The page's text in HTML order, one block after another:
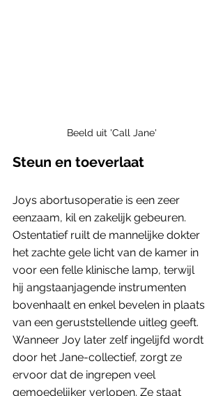
Beeld uit 'Call Jane'
Steun en toeverlaat
Joys abortusoperatie is een zeer
eenzaam, kil en zakelijk gebeuren.
Ostentatief ruilt de mannelijke dokter
het zachte gele licht van de kamer in
voor een felle klinische lamp, terwijl
hij angstaanjagende instrumenten
bovenhaalt en enkel bevelen in plaats
van een geruststellende uitleg geeft.
Wanneer Joy later zelf ingelijfd wordt
door het Jane-collectief, zorgt ze
ervoor dat de ingrepen veel
gemoedelijker verlopen. Ze staat